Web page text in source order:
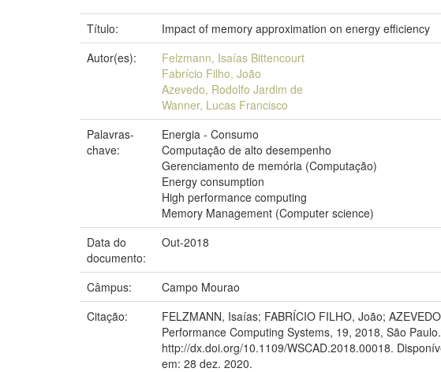
Título:
Impact of memory approximation on energy efficiency
Autor(es):
Felzmann, Isaías Bittencourt
Fabrício Filho, João
Azevedo, Rodolfo Jardim de
Wanner, Lucas Francisco
Palavras-
chave:
Energia - Consumo
Computação de alto desempenho
Gerenciamento de memória (Computação)
Energy consumption
High performance computing
Memory Management (Computer science)
Data do
documento:
Out-2018
Câmpus:
Campo Mourao
Citação:
FELZMANN, Isaías; FABRÍCIO FILHO, João;
Performance Computing Systems, 19, 2018, São
http://dx.doi.org/10.1109/WSCAD.2018.00018.
em: 28 dez. 2020.